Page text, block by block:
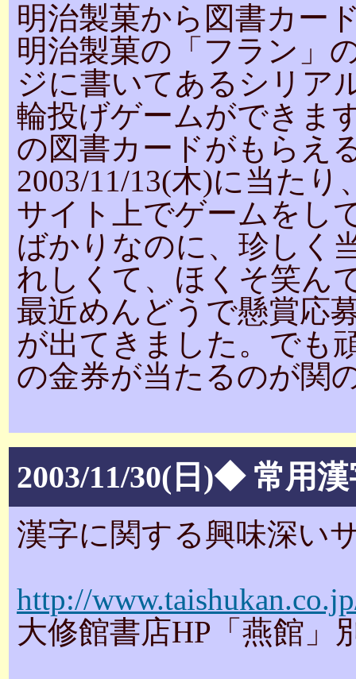
明治製菓から図書カー
明治製菓の「フラン」
ジに書いてあるシリア
輪投げゲームができま
の図書カードがもらえ
2003/11/13(木)に当た
サイト上でゲームをし
ばかりなのに、珍しく
れしくて、ほくそ笑ん
最近めんどうで懸賞応
が出てきました。でも
の金券が当たるのが関
2003/11/30(日)◆ 常用
漢字に関する興味深い
http://
大修館書店HP「燕館」